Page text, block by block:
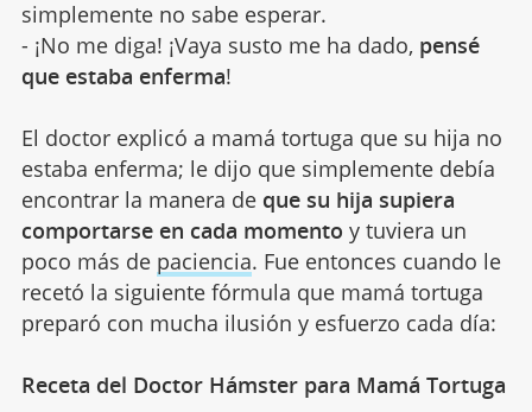
simplemente no sabe esperar.
- ¡No me diga! ¡Vaya susto me ha dado, pensé
que estaba enferma!
El doctor explicó a mamá tortuga que su hija no
estaba enferma; le dijo que simplemente debía
encontrar la manera de que su hija supiera
comportarse en cada momento y tuviera un
poco más de paciencia. Fue entonces cuando le
recetó la siguiente fórmula que mamá tortuga
preparó con mucha ilusión y esfuerzo cada día:
Receta del Doctor Hámster para Mamá Tortuga